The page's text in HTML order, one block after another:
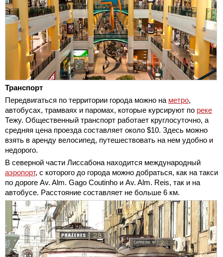
Транспорт
Передвигаться по территории города можно на метро,
автобусах, трамваях и паромах, которые курсируют по реке
Тежу. Общественный транспорт работает круглосуточно, а
средняя цена проезда составляет около $10. Здесь можно
взять в аренду велосипед, путешествовать на нем удобно и
недорого.
В северной части Лиссабона находится международный
аэропорт, с которого до города можно добраться, как на такси
по дороге Av. Alm. Gago Coutinho и Av. Alm. Reis, так и на
автобусе. Расстояние составляет не больше 6 км.